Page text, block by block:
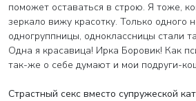
поможет оставаться в строю. Я тоже,
зеркало вижу красотку. Только одного
одногруппницы, одноклассницы стали
Одна я красавица! Ирка Боровик! Как
так-же о себе думают и мои подруги-
Страстный секс вместо супружеской